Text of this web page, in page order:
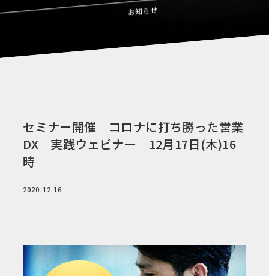
お知らせ
セミナー開催｜コロナに打ち勝った営業
DX 実践ウェビナー 12月17日(木)16
時
2020.12.16